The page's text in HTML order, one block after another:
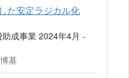
た安定ラジカル化
成事業 2024年4月 -
基